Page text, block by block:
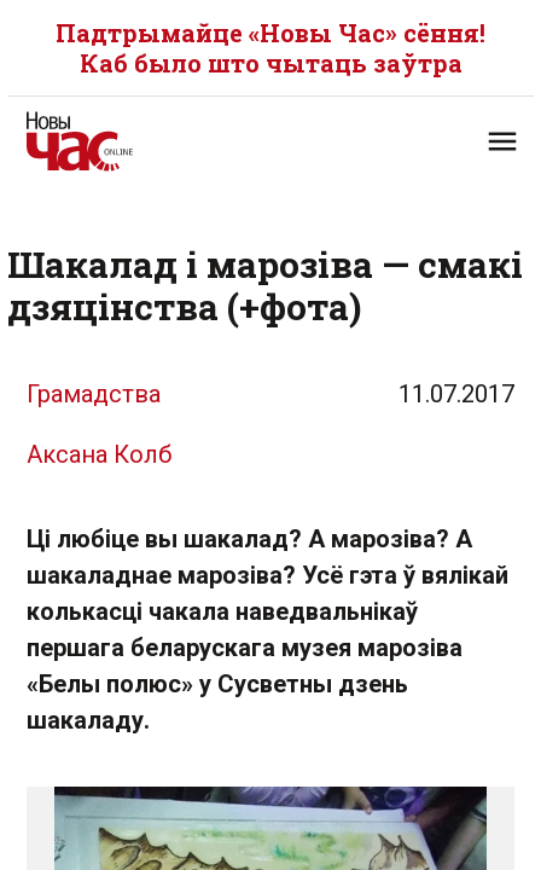
Падтрымайце «Новы Час» сёння!
Каб было што чытаць заўтра
Шакалад і марозіва — смакі
дзяцінства (+фота)
Грамадства 11.07.2017
Аксана Колб
Ці любіце вы шакалад? А марозіва? А
шакаладнае марозіва? Усё гэта ў вялікай
колькасці чакала наведвальнікаў
першага беларускага музея марозіва
«Белы полюс» у Сусветны дзень
шакаладу.